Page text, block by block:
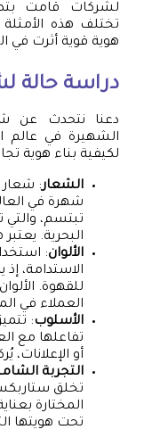
لشركات قامت
تختلف هذه
هوية قوية أثرت في
دراسة حالة
دعنا نتحدث عن
الشهيرة في عالم
لكيفية بناء هوية
الشعار: شعار
شهرة في
تبتسم،
البحرية. يعتبر
الألوان:
الاستدامة،
للقهوة.
العملاء في
الأسلوب:
تفاعلها مع
أو الإعلانات،
التجربة
تخلق
المختارة
تحت هويتها